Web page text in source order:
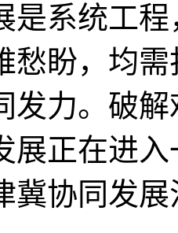
是系统工
愁盼，均
发力。破
展正在进
冀协同发